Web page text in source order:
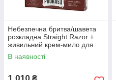
Небезпечна бритва/шавета
розкладна Straight Razor +
живильний крем-мило для
гоління Proraso Red 150 мл
В наявності
1 010 ₴